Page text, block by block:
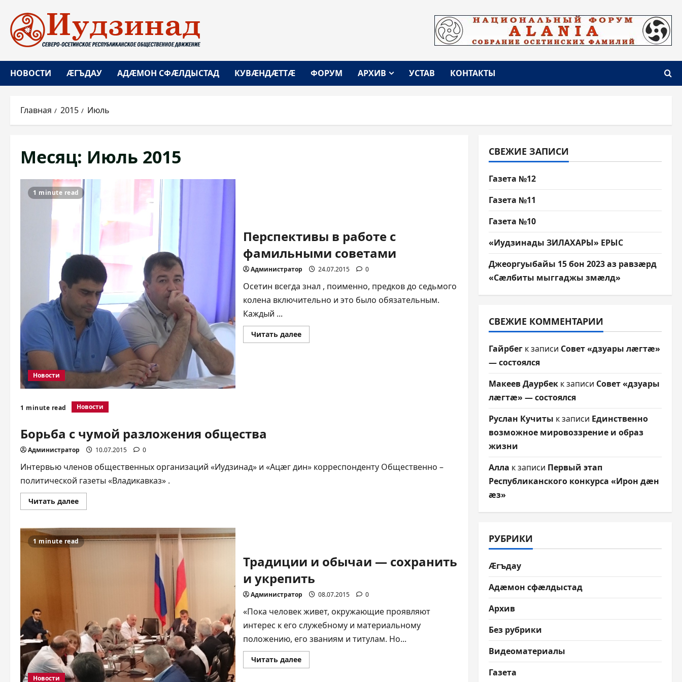
содержимому
НОВОСТИ ÆГЪДАУ АДÆМОН СФÆЛДЫСТАД КУВÆНДÆТТÆ ФОРУМ АРХИВ УСТАВ КОНТАКТЫ
Главная 2015 Июль
Месяц: Июль 2015
1 minute read
Новости
Перспективы в работе с
фамильными советами
Администратор 24.07.2015 0
Осетин всегда знал , поименно, предков до седьмого
колена включительно и это было обязательным.
Каждый ...
Читать далееПрочитать
больше
1 minute read Новости
Борьба с чумой разложения общества
Администратор 10.07.2015 0
Интервью членов общественных организаций «Иудзинад» и «Ацæг дин» корреспонденту Общественно –
политической газеты «Владикавказ» .
Читать далееПрочитать
больше
с
чумой
разложения
общества
1 minute read
Новости
Традиции и обычаи — сохранить
и укрепить
Администратор 08.07.2015 0
«Пока человек живет, окружающие проявляют
интерес к его служебному и материальному
положению, его званиям и титулам. Но...
Читать далееПрочитать
больше
СВЕЖИЕ ЗАПИСИ
Газета №12
Газета №11
Газета №10
«Иудзинады ЗИЛАХАРЫ» ЕРЫС
Джеоргуыбайы 15 бон 2023 аз равзæрд
«Сæлбиты мыггаджы змæлд»
СВЕЖИЕ КОММЕНТАРИИ
Гайрбегк записи Совет «дзуары лæгтæ»
— состоялся
Макеев Даурбекк записи Совет «дзуары
лæгтæ» — состоялся
Руслан Кучиты к записи Единственно
возможное мировоззрение и образ
жизни
Алла к записи Первый этап
Республиканского конкурса «Ирон дæн
æз»
РУБРИКИ
Æгъдау
Адæмон сфæлдыстад
Архив
Без рубрики
Видеоматериалы
Газета